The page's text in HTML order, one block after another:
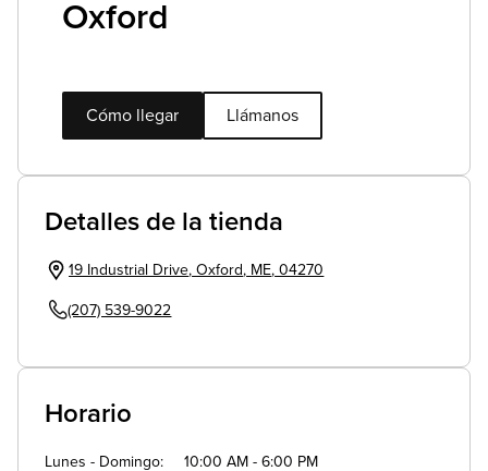
Oxford
Cómo llegar Llámanos
Detalles de la tienda
19 Industrial Drive, Oxford , ME, 04270
(207) 539-9022
Horario
Lunes - Domingo 10:00 AM - 6:00 PM